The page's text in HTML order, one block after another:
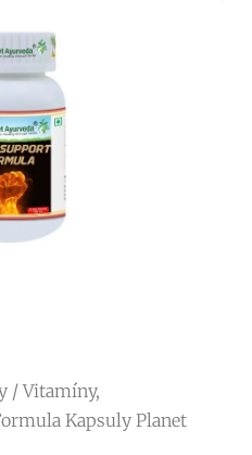
/Vitamíny,
Kapsuly Planet